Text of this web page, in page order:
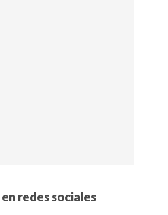
redes sociales